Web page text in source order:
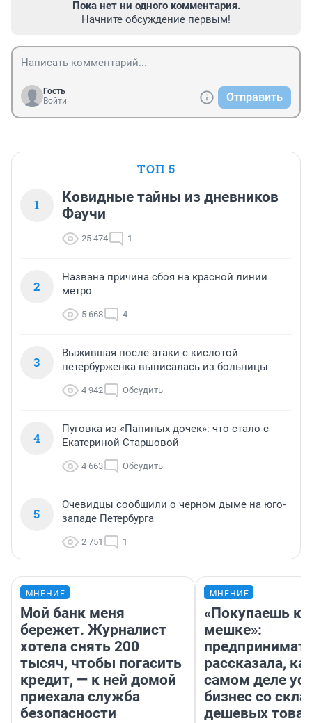
Пока нет ни одного комментария.
Начните обсуждение первым!
Гость
Войти
Отправить
ТОП 5
1
Ковидные тайны из дневников
Фаучи
25 474 1
2
Названа причина сбоя на красной линии
метро
5 668 4
3
Выжившая после атаки с кислотой
петербурженка выписалась из больницы
4 942 Обсудить
4
Пуговка из «Папиных дочек»: что стало с
Екатериной Старшовой
4 663 Обсудить
5
Очевидцы сообщили о черном дыме на юго-
западе Петербурга
2 751 1
МНЕНИЕ
Мой банк меня
бережет. Журналист
хотела снять 200
тысяч, чтобы погасить
кредит, — к ней домой
приехала служба
безопасности
МНЕНИЕ
«Покупаешь
мешке»:
рассказала,
самом деле
бизнес со
дешевых